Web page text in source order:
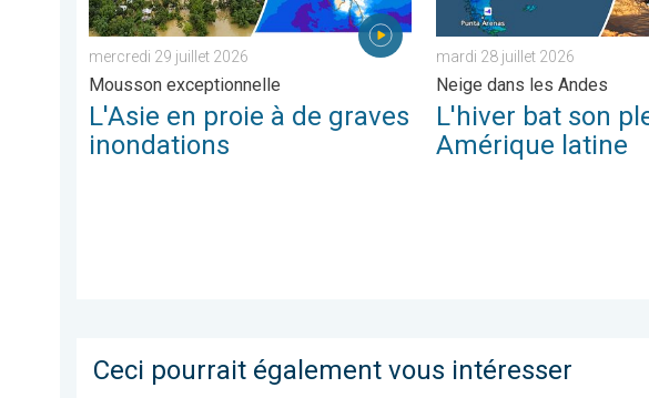
mercredi 29 juillet 2026
Mousson exceptionnelle
L'Asie en proie à de graves
inondations
mardi 28 juillet 2026
Neige dans les Andes
L'hiver bat son
Amérique latine
Ceci pourrait également vous intéresser